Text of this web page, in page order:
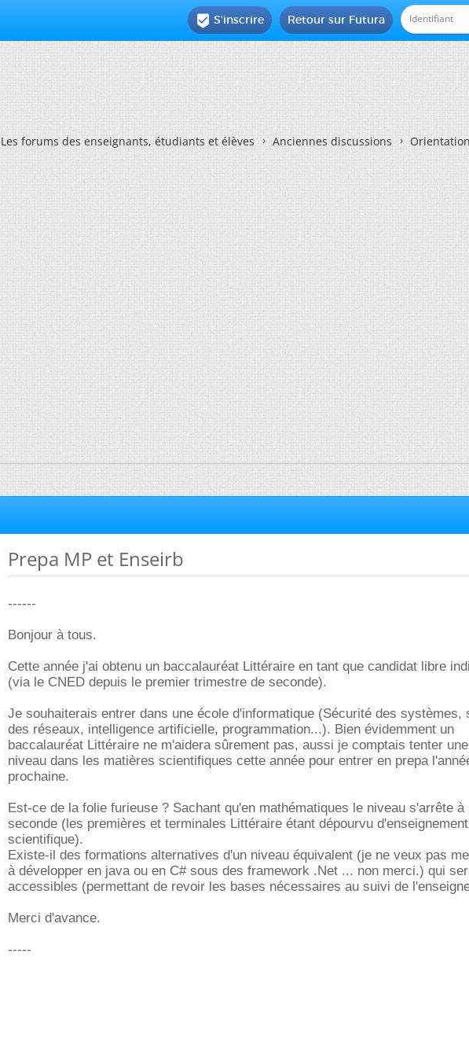
Retour sur Futura
 S'inscrire
Les forums des enseignants, étudiants et élèves Anciennes discussions
Prepa MP et Enseirb
------
Bonjour à tous.
Cette année j'ai obtenu un baccalauréat Littéraire en tant que candidat libre
(via le CNED depuis le premier trimestre de seconde).
Je souhaiterais entrer dans une école d'informatique (Sécurité des systèmes,
des réseaux, intelligence artificielle, programmation...). Bien évidemment un
baccalauréat Littéraire ne m'aidera sûrement pas, aussi je comptais tenter
niveau dans les matières scientifiques cette année pour entrer en prepa
prochaine.
Est-ce de la folie furieuse ? Sachant qu'en mathématiques le niveau s'arrête à
seconde (les premières et terminales Littéraire étant dépourvu d'enseignement
scientifique).
Existe-il des formations alternatives d'un niveau équivalent (je ne veux pas
à développer en java ou en C# sous des framework .Net ... non merci.) qui
accessibles (permettant de revoir les bases nécessaires au suivi de
Merci d'avance.
-----